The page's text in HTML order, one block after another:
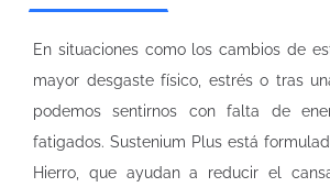
En situaciones como los cambios de
mayor desgaste físico, estrés o tras
podemos sentirnos con falta de
fatigados. Sustenium Plus está
Hierro, que ayudan a reducir el